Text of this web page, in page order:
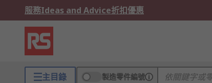
服務Ideas and Advice折扣優惠
主目錄 製造零件編號